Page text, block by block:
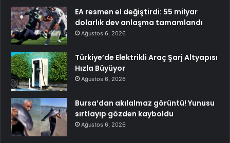
EA resmen el değiştirdi: 55 milyar
dolarlık dev anlaşma tamamlandı
Ağustos 6, 2026
Türkiye’de Elektrikli Araç Şarj Altyapısı
Hızla Büyüyor
Ağustos 6, 2026
Bursa’dan akılalmaz görüntü! Yunusu
sırtlayıp gözden kayboldu
Ağustos 6, 2026